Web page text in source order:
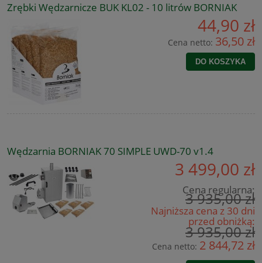
Zrębki Wędzarnicze BUK KL02 - 10 litrów BORNIAK
44,90 zł
Cena netto: 36,50 zł
DO KOSZYKA
Wędzarnia BORNIAK 70 SIMPLE UWD-70 v1.4
3 499,00 zł
Cena regularna:
3 935,00 zł
Najniższa cena z 30 dni
przed obniżką:
3 935,00 zł
Cena netto: 2 844,72 zł